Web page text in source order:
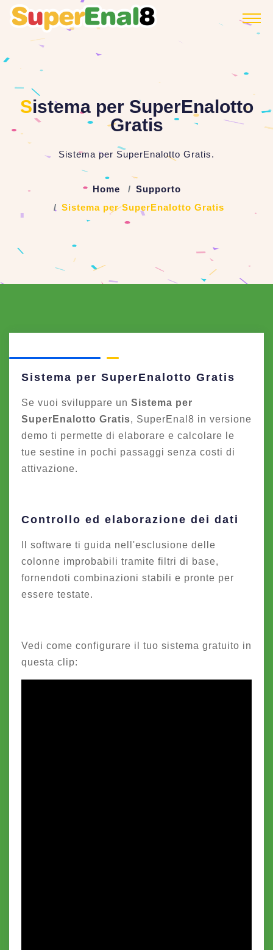
Sistema per SuperEnalotto
Gratis
Sistema per SuperEnalotto Gratis.
Home
Supporto
Sistema per SuperEnalotto Gratis
Sistema per SuperEnalotto Gratis
Se vuoi sviluppare un Sistema per
SuperEnalotto Gratis, SuperEnal8 in versione
demo ti permette di elaborare e calcolare le
tue sestine in pochi passaggi senza costi di
attivazione.
Controllo ed elaborazione dei dati
Il software ti guida nell'esclusione delle
colonne improbabili tramite filtri di base,
fornendoti combinazioni stabili e pronte per
essere testate.
Vedi come configurare il tuo sistema gratuito in
questa clip: